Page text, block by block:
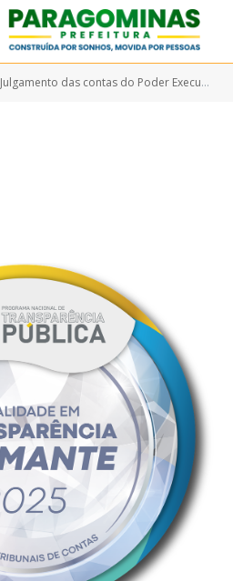
Julgamento das contas do Poder Executivo pelo Poder Legislativo 2024